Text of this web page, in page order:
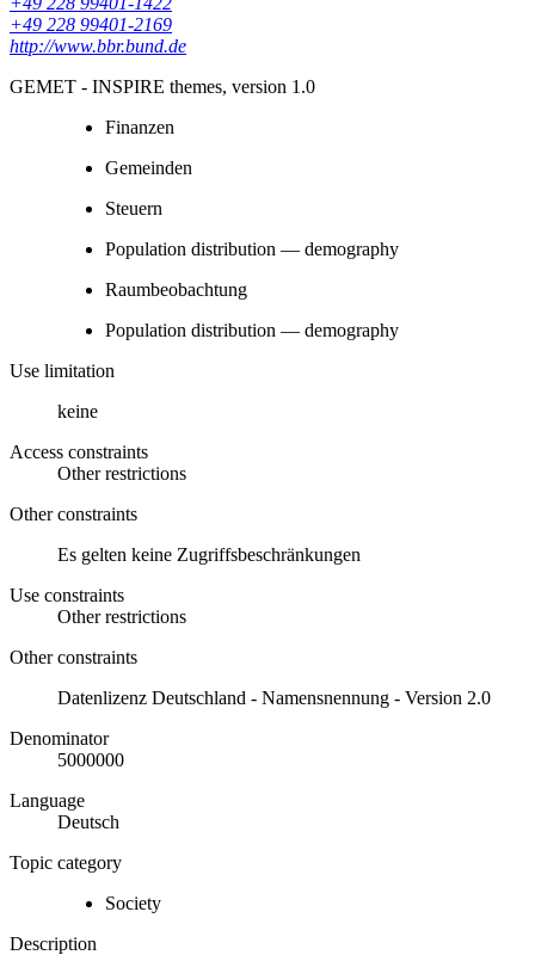
+49 228 99401-2169
http://www.bbr.bund.de
GEMET - INSPIRE themes, version 1.0
Finanzen
Gemeinden
Steuern
Population distribution — demography
Raumbeobachtung
Population distribution — demography
Use limitation
keine
Access constraints
Other restrictions
Other constraints
Es gelten keine Zugriffsbeschränkungen
Use constraints
Other restrictions
Other constraints
Datenlizenz Deutschland - Namensnennung - Version 2.0
Denominator
5000000
Language
Deutsch
Topic category
Society
Description